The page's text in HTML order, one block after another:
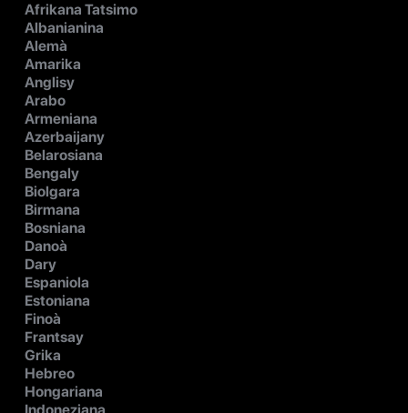
Afrikana Tatsimo
Albanianina
Alemà
Amarika
Anglisy
Arabo
Armeniana
Azerbaijany
Belarosiana
Bengaly
Biolgara
Birmana
Bosniana
Danoà
Dary
Espaniola
Estoniana
Finoà
Frantsay
Grika
Hebreo
Hongariana